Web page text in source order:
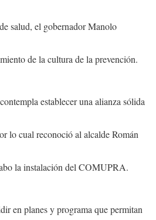
salud, el gobernador Manolo
de la cultura de la prevención.
establecer una alianza sólida
lo cual reconoció al alcalde Román
la instalación del COMUPRA.
en planes y programa que permitan